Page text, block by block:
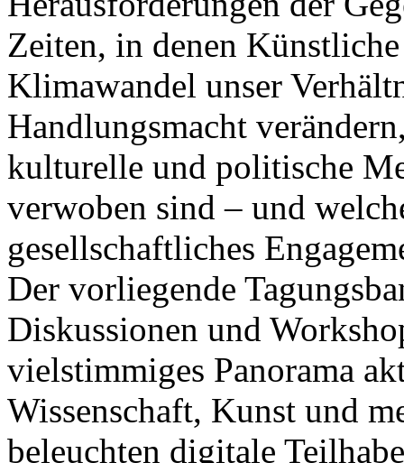
Zeiten, in denen
Klimawandel unser
Handlungsmacht
kulturelle und politische
verwoben sind – und
gesellschaftliches
Der vorliegende
Diskussionen und
vielstimmiges Panorama
Wissenschaft, Kunst und
beleuchten digitale